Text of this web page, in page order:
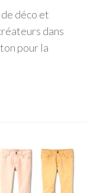
déco et
dans
pour la